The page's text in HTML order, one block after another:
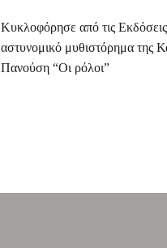
Κυκλοφόρησε από τις
αστυνομικό μυθιστόρημα της
Πανούση “Οι ρόλοι”